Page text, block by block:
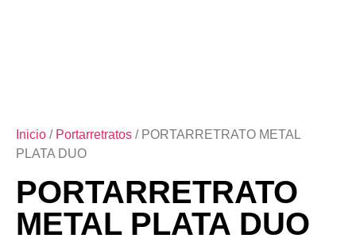
Inicio / Portarretratos / PORTARRETRATO METAL
PLATA DUO
PORTARRETRATO
METAL PLATA DUO